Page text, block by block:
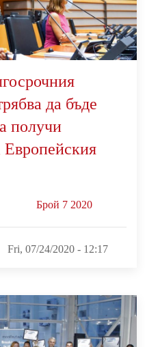
да бъде
получи
Европейския
Брой 7 2020
Fri, 07/24/2020 - 12:17